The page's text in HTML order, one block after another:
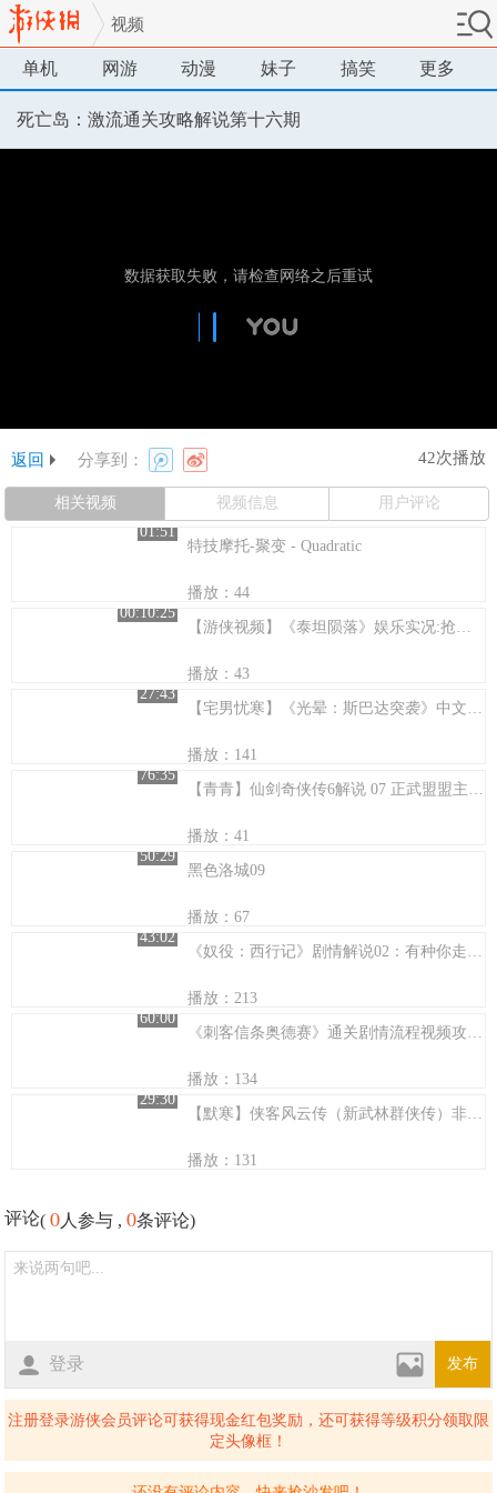
视频
单机 网游 动漫 妹子 搞笑 更多
死亡岛：激流通关攻略解说第十六期
返回 分享到： 42次播放
相关视频 视频信息
用户评论
01:51
特技摩托-聚变 - Quadratic
播放：44
00:10:25
【游侠视频】《泰坦陨落》娱乐实况:抢点模式
播放：43
27:43
【宅男忧寒】《光晕：斯巴达突袭》中文攻略03-巨石行动
播放：141
76:35
【青青】仙剑奇侠传6解说 07 正武盟盟主是只小狮子
播放：41
50:29
黑色洛城09
播放：67
43:02
《奴役：西行记》剧情解说02：有种你走前面
播放：213
60:00
《刺客信条奥德赛》通关剧情流程视频攻略全集10
播放：134
29:30
【默寒】侠客风云传（新武林群侠传）非攻略娱乐实况 第34集【我的武侠梦】
播放：131
评论(0 人参与 ,0条评论)
登录 发布
注册登录游侠会员评论可获得现金红包奖励，还可获得等级积分领取限
定头像框！